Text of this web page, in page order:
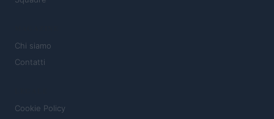
Chi siamo
Contatti
Cookie Policy